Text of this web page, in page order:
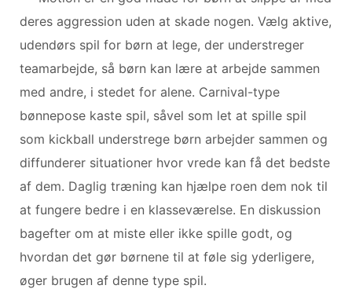
deres aggression uden at skade nogen. Vælg aktive,
udendørs spil for børn at lege, der understreger
teamarbejde, så børn kan lære at arbejde sammen
med andre, i stedet for alene. Carnival-type
bønnepose kaste spil, såvel som let at spille spil
som kickball understrege børn arbejder sammen og
diffunderer situationer hvor vrede kan få det bedste
af dem. Daglig træning kan hjælpe roen dem nok til
at fungere bedre i en klasseværelse. En diskussion
bagefter om at miste eller ikke spille godt, og
hvordan det gør børnene til at føle sig yderligere,
øger brugen af ​​denne type spil.